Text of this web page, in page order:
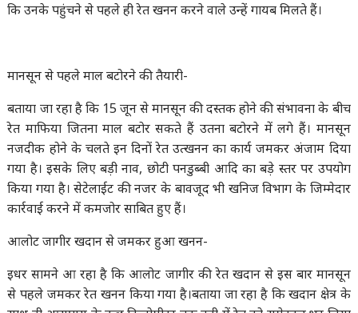
कि उनके पहुंचने से पहले ही रेत खनन करने वाले उन्हें गायब मिलते हैं।
मानसून से पहले माल बटोरने की तैयारी-
बताया जा रहा है कि 15 जून से मानसून की दस्तक होने की संभावना के बीच
रेत माफिया जितना माल बटोर सकते हैं उतना बटोरने में लगे हैं। मानसून
नजदीक होने के चलते इन दिनों रेत उत्खनन का कार्य जमकर अंजाम दिया
गया है। इसके लिए बड़ी नाव, छोटी पनडुब्बी आदि का बड़े स्तर पर उपयोग
किया गया है। सेटेलाईट की नजर के बावजूद भी खनिज विभाग के जिम्मेदार
कार्रवाई करने में कमजोर साबित हुए हैं।
आलोट जागीर खदान से जमकर हुआ खनन-
इधर सामने आ रहा है कि आलोट जागीर की रेत खदान से इस बार मानसून
से पहले जमकर रेत खनन किया गया है।बताया जा रहा है कि खदान क्षेत्र के